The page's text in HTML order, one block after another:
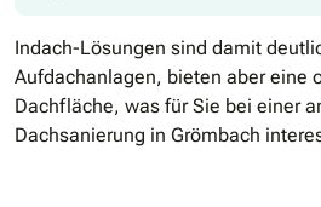
Indach-Lösungen sind damit
Aufdachanlagen, bieten aber eine
Dachfläche, was für Sie bei einer
Dachsanierung in Grömbach